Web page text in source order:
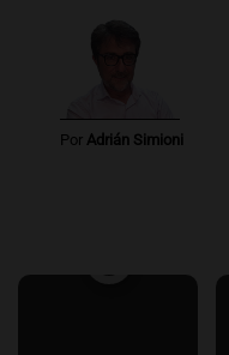
Por Adrián Simioni